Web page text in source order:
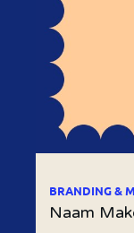
BRANDING &
Naam